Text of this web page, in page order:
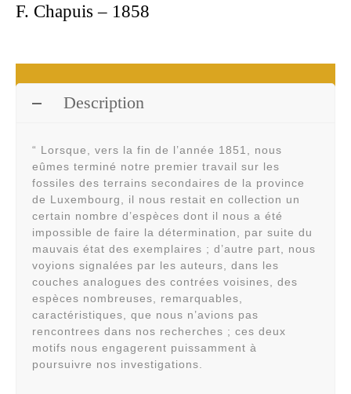
F. Chapuis – 1858
Description
“ Lorsque, vers la fin de l’année 1851, nous
eûmes terminé notre premier travail sur les
fossiles des terrains secondaires de la province
de Luxembourg, il nous restait en collection un
certain nombre d’espèces dont il nous a été
impossible de faire la détermination, par suite du
mauvais état des exemplaires ; d’autre part, nous
voyions signalées par les auteurs, dans les
couches analogues des contrées voisines, des
espèces nombreuses, remarquables,
caractéristiques, que nous n’avions pas
rencontrees dans nos recherches ; ces deux
motifs nous engagerent puissamment à
poursuivre nos investigations.